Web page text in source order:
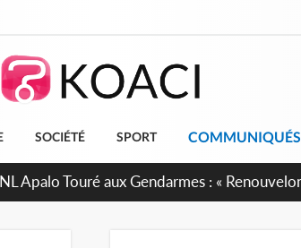
SOCIÉTÉ SPORT COMMUNIQUÉS
constitutionnelle en gestation, points clés